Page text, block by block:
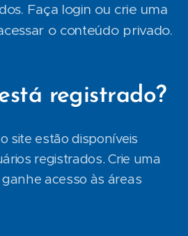
Faça login ou crie uma
o conteúdo privado.
registrado?
site estão disponíveis
registrados. Crie uma
acesso às áreas